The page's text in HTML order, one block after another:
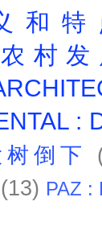
义和
农村
:
树倒下
(13) PAZ :